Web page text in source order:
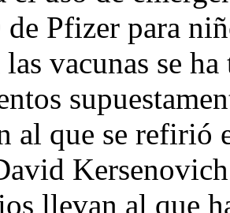
Pfizer para
las vacunas se
al que se refirió
llevan al que